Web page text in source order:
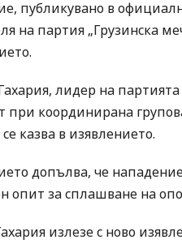
публикувано в
на партия „Грузинска
лидер на
при координирана
казва в изявлението.
допълва, че
опит за сплашване на
излезе с ново